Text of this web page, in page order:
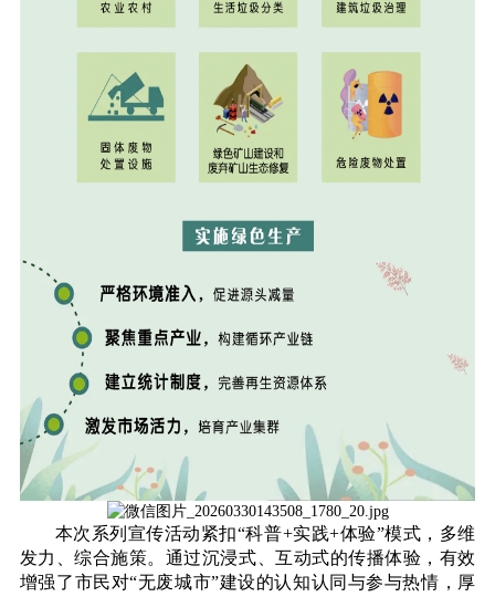
本次系列宣传活动紧扣“科普+实践+体验”模式，多维
发力、综合施策。通过沉浸式、互动式的传播体验，有效
增强了市民对“无废城市”建设的认知认同与参与热情，厚